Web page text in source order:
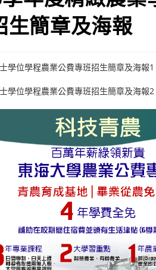
生簡章及海報
學位學程農業公費專班招生簡章及海報1
學位學程農業公費專班招生簡章及海報2